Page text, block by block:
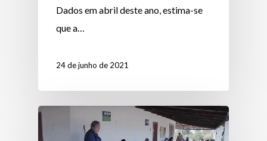
Dados em abril deste ano, estima-se
que a…
24 de junho de 2021